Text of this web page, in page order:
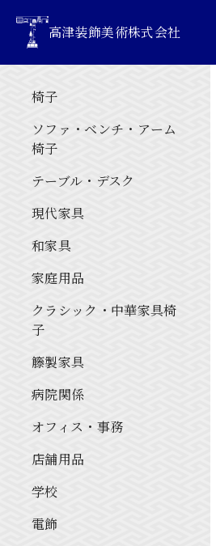
高津装飾美術株式会社
椅子
ソファ・ベンチ・アーム
椅子
テーブル・デスク
現代家具
和家具
家庭用品
クラシック・中華家具椅
子
籐製家具
病院関係
オフィス・事務
店舗用品
学校
電飾